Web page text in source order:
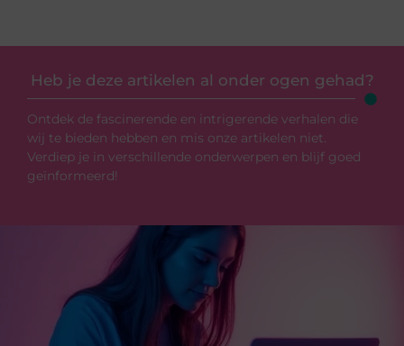
Heb je deze artikelen al onder ogen gehad?
Ontdek de fascinerende en intrigerende verhalen die
wij te bieden hebben en mis onze artikelen niet.
Verdiep je in verschillende onderwerpen en blijf goed
geïnformeerd!